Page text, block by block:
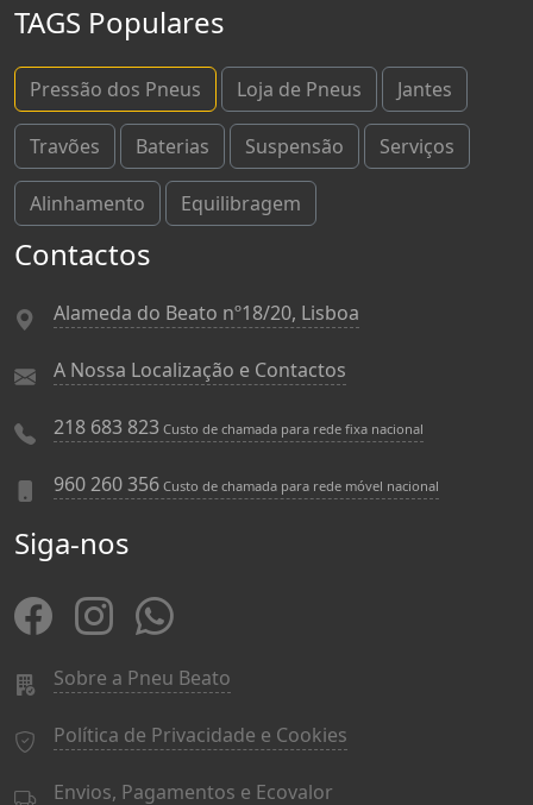
TAGS Populares
Pressão dos Pneus Loja de Pneus Jantes
Travões Baterias Suspensão Serviços
Alinhamento Equilibragem
Contactos
Alameda do Beato nº18/20, Lisboa
A Nossa Localização e Contactos
218 683 823 Custo de chamada para rede fixa nacional
960 260 356 Custo de chamada para rede móvel nacional
Siga-nos
Sobre a Pneu Beato
Política de Privacidade e Cookies
Envios, Pagamentos e Ecovalor